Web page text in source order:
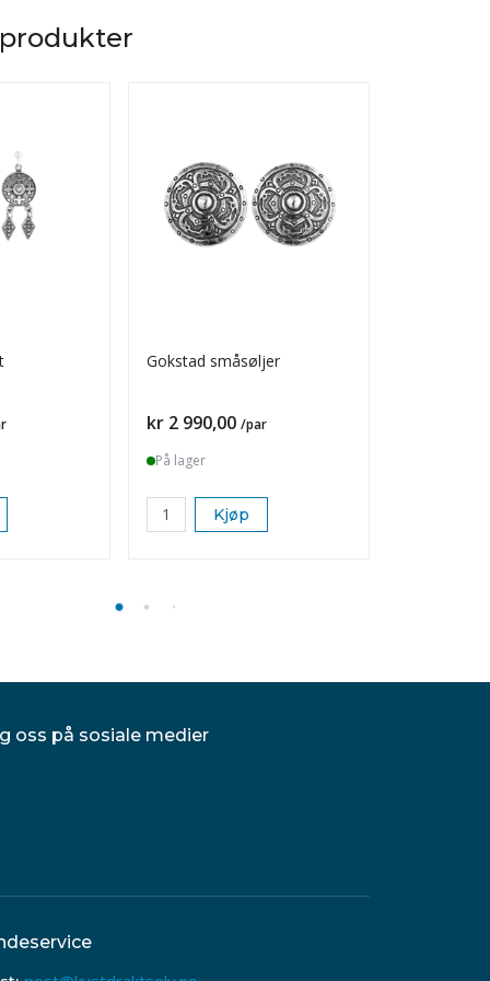
Gokstad småsøljer
Pris
kr 2 990,00 /par
På lager
Kjøp
oss på sosiale medier